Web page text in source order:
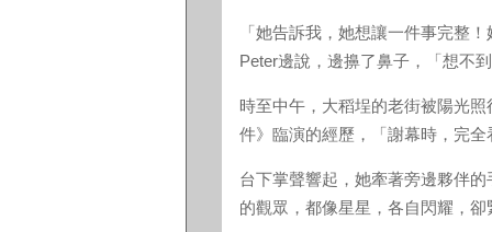
「她告訴我，她想讓一件事完整
Peter邊說，邊擤了鼻子，「想不
時至中午，大稻埕的老街被陽光
件》臨演的經歷，「謝幕時，完
台下掌聲響起，她牽著旁邊夥伴
的觀眾，都像星星，各自閃耀，卻